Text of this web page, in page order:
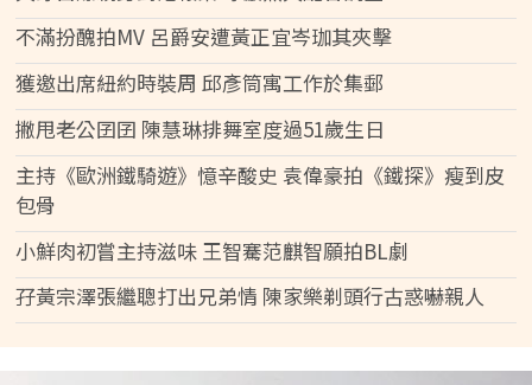
不滿扮醜拍MV 呂爵安遭黃正宜岑珈其夾擊
獲邀出席紐約時裝周 邱彥筒寓工作於集郵
撇甩老公囝囝 陳慧琳排舞室度過51歲生日
主持《歐洲鐵騎遊》憶辛酸史 袁偉豪拍《鐵探》瘦到皮
包骨
小鮮肉初嘗主持滋味 王智騫范麒智願拍BL劇
孖黃宗澤張繼聰打出兄弟情 陳家樂剃頭行古惑嚇親人